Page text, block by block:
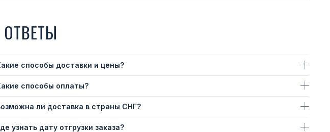
способы доставки и цены?
способы оплаты?
ли доставка в страны СНГ?
узнать дату отгрузки заказа?